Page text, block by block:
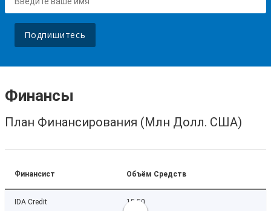
Подпишитесь
Финансы
План Финансирования (Млн Долл. США)
Финансист Объём Средств
IDA Credit 15.50